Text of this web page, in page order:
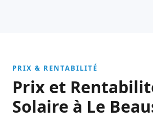
PRIX & RENTABILITÉ
Prix et
Solaire à Le